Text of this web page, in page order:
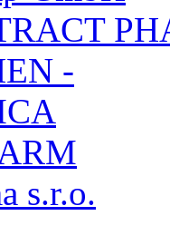
-
s.r.o.